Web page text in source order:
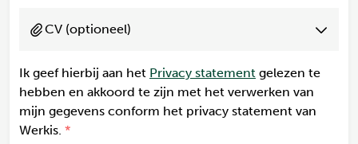
CV (optioneel)
Ik geef hierbij aan het Privacy statement gelezen te
hebben en akkoord te zijn met het verwerken van
mijn gegevens conform het privacy statement van
Werkis.